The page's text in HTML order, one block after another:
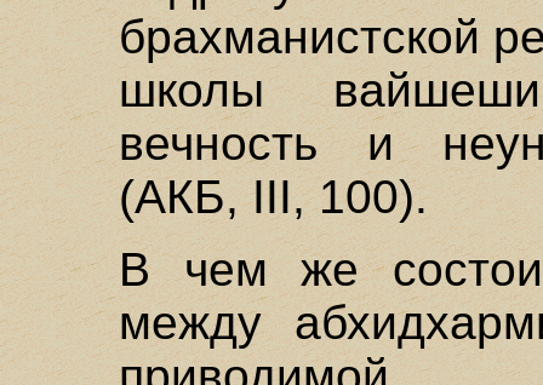
брахманистской
школы
вечность и
(АКБ, III, 100).
В чем же
между